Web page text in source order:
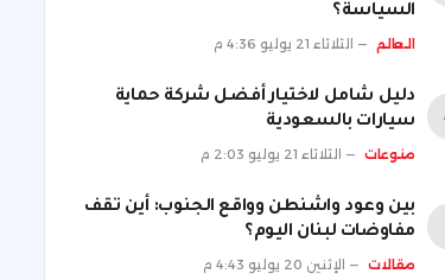
السياسة؟
العالم الثلاثاء 21 يوليو 4:36 م
دليل شامل لاختيار أفضل شركة حماية
سيارات بالسعودية
منوعات الثلاثاء 21 يوليو 2:03 م
بين وعود واشنطن وواقع الجنوب: أين تقف
مفاوضات لبنان اليوم؟
مقالات الإثنين 20 يوليو 4:43 م